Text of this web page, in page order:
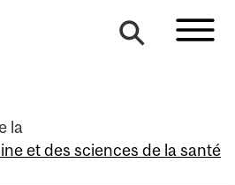
la
et des sciences de la santé